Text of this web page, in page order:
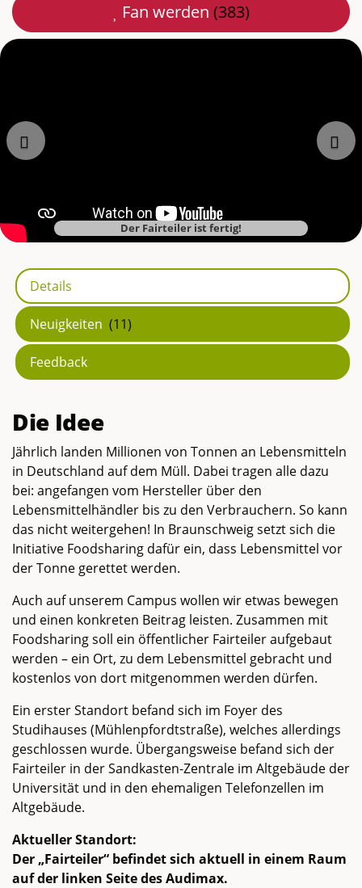
Mail
teilen
Fan werden (383)
Der Fairteiler ist fertig!
Zurück
Details
Neuigkeiten (11)
Feedback
Die Idee
Jährlich landen Millionen von Tonnen an Lebensmitteln
in Deutschland auf dem Müll. Dabei tragen alle dazu
bei: angefangen vom Hersteller über den
Lebensmittelhändler bis zu den Verbrauchern. So kann
das nicht weitergehen! In Braunschweig setzt sich die
Initiative Foodsharing dafür ein, dass Lebensmittel vor
der Tonne gerettet werden.
Auch auf unserem Campus wollen wir etwas bewegen
und einen konkreten Beitrag leisten. Zusammen mit
Foodsharing soll ein öffentlicher Fairteiler aufgebaut
werden – ein Ort, zu dem Lebensmittel gebracht und
kostenlos von dort mitgenommen werden dürfen.
Ein erster Standort befand sich im Foyer des
Studihauses (Mühlenpfordtstraße), welches allerdings
geschlossen wurde. Übergangsweise befand sich der
Fairteiler in der Sandkasten-Zentrale im Altgebäude der
Universität und in den ehemaligen Telefonzellen im
Altgebäude.
Aktueller Standort:
Der „Fairteiler“ befindet sich aktuell in einem Raum
auf der linken Seite des Audimax.